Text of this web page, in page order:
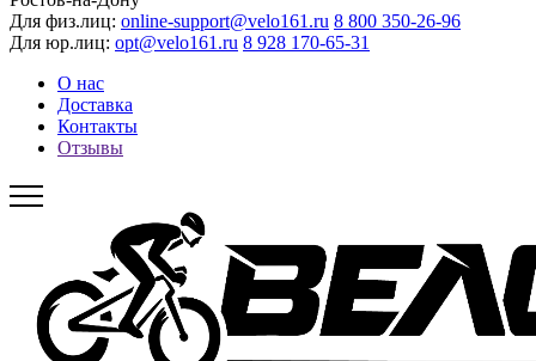
Для физ.лиц: online-support@velo161.ru 8 800 350-26-96
Для юр.лиц: opt@velo161.ru 8 928 170-65-31
О нас
Доставка
Контакты
Отзывы